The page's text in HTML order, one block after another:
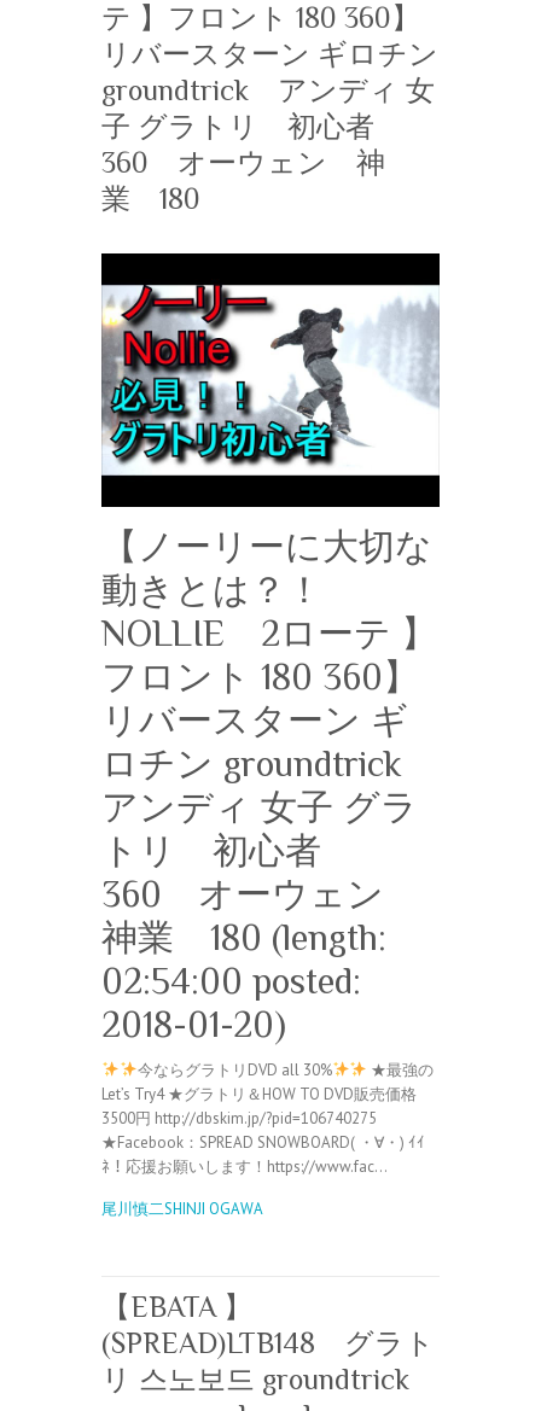
テ 】フロント 180 360】
リバースターン ギロチン
groundtrick アンディ 女
子 グラトリ 初心者
360 オーウェン 神
業 180
【ノーリーに大切な
動きとは？！
NOLLIE 2ローテ 】
フロント 180 360】
リバースターン ギ
ロチン groundtrick
アンディ 女子 グラ
トリ 初心者
360 オーウェン
神業 180 (length:
02:54:00 posted:
2018-01-20)
今ならグラトリDVD all 30%
★最強の
Let’s Try4 ★グラトリ＆HOW TO DVD販売価格
3500円 http://dbskim.jp/?pid=106740275
★Facebook：SPREAD SNOWBOARD( ・∀・) ｲｲ
ﾈ！応援お願いします！https://www.fac…
尾川慎二SHINJI OGAWA
【EBATA 】
(SPREAD)LTB148 グラト
リ 스노보드 groundtrick